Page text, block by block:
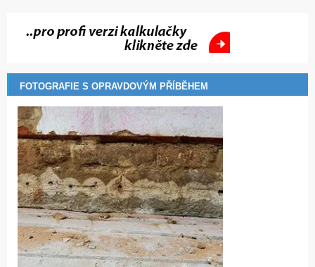
FOTOGRAFIE S OPRAVDOVÝM PŘÍBĚHEM